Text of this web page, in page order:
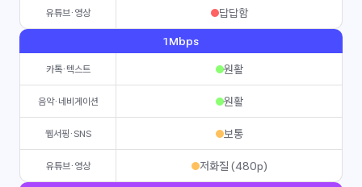
유튜브·영상 답답함
1Mbps
카톡·텍스트 원활
음악·네비게이션 원활
웹서핑·SNS 보통
유튜브·영상 저화질 (480p)